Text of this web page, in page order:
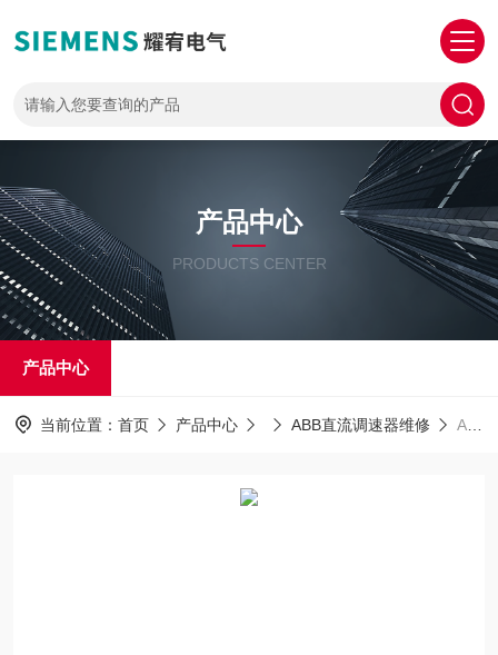
产品中心
PRODUCTS CENTER
产品中心
当前位置： 首页 产品中心 ABB直流调速器维修 ABB维修电话ABB直流调速器开机启动无反应故障维修电话